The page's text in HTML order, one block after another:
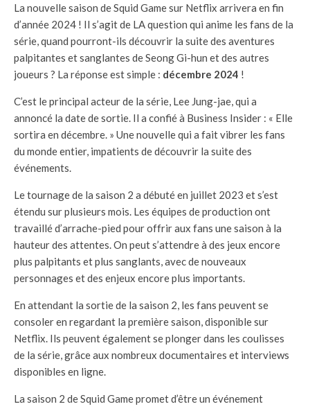
La nouvelle saison de Squid Game sur Netflix arrivera en fin
d’année 2024 ! Il s’agit de LA question qui anime les fans de la
série, quand pourront-ils découvrir la suite des aventures
palpitantes et sanglantes de Seong Gi-hun et des autres
joueurs ? La réponse est simple : décembre 2024 !
C’est le principal acteur de la série, Lee Jung-jae, qui a
annoncé la date de sortie. Il a confié à Business Insider : « Elle
sortira en décembre. » Une nouvelle qui a fait vibrer les fans
du monde entier, impatients de découvrir la suite des
événements.
Le tournage de la saison 2 a débuté en juillet 2023 et s’est
étendu sur plusieurs mois. Les équipes de production ont
travaillé d’arrache-pied pour offrir aux fans une saison à la
hauteur des attentes. On peut s’attendre à des jeux encore
plus palpitants et plus sanglants, avec de nouveaux
personnages et des enjeux encore plus importants.
En attendant la sortie de la saison 2, les fans peuvent se
consoler en regardant la première saison, disponible sur
Netflix. Ils peuvent également se plonger dans les coulisses
de la série, grâce aux nombreux documentaires et interviews
disponibles en ligne.
La saison 2 de Squid Game promet d’être un événement